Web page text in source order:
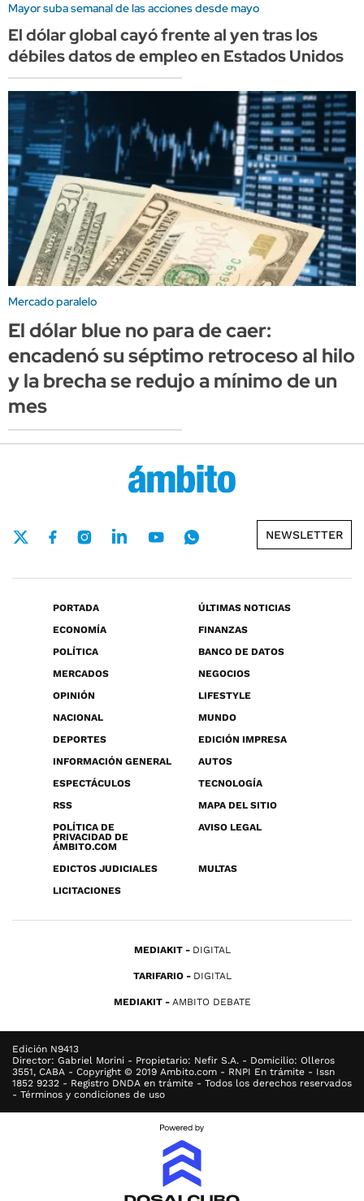
Mayor suba semanal de las acciones desde mayo
El dólar global cayó frente al yen tras los
débiles datos de empleo en Estados Unidos
Mercado paralelo
El dólar blue no para de caer:
encadenó su séptimo retroceso al hilo
y la brecha se redujo a mínimo de un
mes
NEWSLETTER
PORTADA
ÚLTIMAS NOTICIAS
ECONOMÍA
FINANZAS
POLÍTICA
BANCO DE DATOS
MERCADOS
NEGOCIOS
OPINIÓN
LIFESTYLE
NACIONAL
MUNDO
DEPORTES
EDICIÓN IMPRESA
INFORMACIÓN GENERAL
AUTOS
ESPECTÁCULOS
TECNOLOGÍA
RSS
MAPA DEL SITIO
POLÍTICA DE
PRIVACIDAD DE
ÁMBITO.COM
AVISO LEGAL
EDICTOS JUDICIALES
MULTAS
LICITACIONES
MEDIAKIT DIGITAL
TARIFARIO DIGITAL
MEDIAKIT AMBITO DEBATE
Edición N9413
Director: Gabriel Morini - Propietario: Nefir S.A. - Domicilio: Olleros
3551, CABA - Copyright © 2019 Ambito.com - RNPI En trámite - Issn
1852 9232 - Registro DNDA en trámite - Todos los derechos reservados
- Términos y condiciones de uso